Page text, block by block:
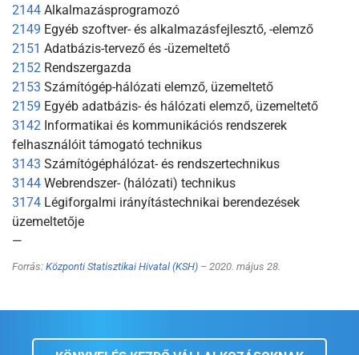
2144 Alkalmazásprogramozó
2149 Egyéb szoftver- és alkalmazásfejlesztő, -elemző
2151 Adatbázis-tervező és -üzemeltető
2152 Rendszergazda
2153 Számítógép-hálózati elemző, üzemeltető
2159 Egyéb adatbázis- és hálózati elemző, üzemeltető
3142 Informatikai és kommunikációs rendszerek
felhasználóit támogató technikus
3143 Számítógéphálózat- és rendszertechnikus
3144 Webrendszer- (hálózati) technikus
3174 Légiforgalmi irányítástechnikai berendezések
üzemeltetője
—
Forrás: Központi Statisztikai Hivatal (KSH) – 2020. május 28.